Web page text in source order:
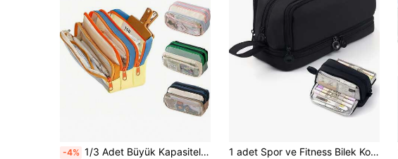
-4% 1/3 Adet Büyük Kapasiteli Kalem Kutusu, Çok Fonksiyonlu Taşınabilir Kırtasiye, Kozmetik ve Ofis Malzemeleri Saklama Kutusu, Şeffaf Fermuarlı, Yıkanabilir, İdeal Hediye, Katmanlı Tasarım, Masa Düzenleyici, Şeffaf Saklama Kutusu, Güvenli Fermuar Kapanışı, Kalem Kesesi, Kozmetik Düzenleyici, Okula Dönüş Kırtasiye Düzenleyici
1 adet Spor ve Fitness Bilek Koruyucu, Badminton Bileği, Sargılı Koruyucu Kılıf, Nefes Alabilen Anne Tendon Kılıfı, El Koruma Bandajı, Kayış Ekipmanı, Oxford Kumaş Büyük Kapasiteli Kalem Kutusu, Çok Bölmeli Kırtasiye Saklama Çantası, Pürüzsüz Fermuar, Elastik Kalem Yuvası, File Cep, Taşınabilir Okul Sırası Saklama Çantası, Öğrenciler, Gençler, Kızlar ve Erkekler İçin Uygun, Kalemlik, Okul Çantası